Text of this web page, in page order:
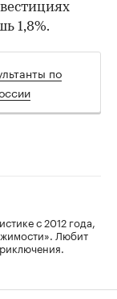
1,8%.
по
с 2012 года,
Любит